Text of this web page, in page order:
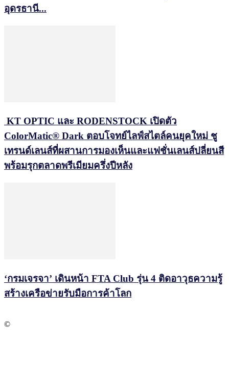
อุดรธานี...
KT OPTIC และ RODENSTOCK เปิดตัว
ColorMatic® Dark ตอบโจทย์ไลฟ์สไตล์คนยุคใหม่ ชู
เทรนด์เลนส์ที่ผสานการมองเห็นและแฟชั่นเลนส์ปลี่ยนสี
พร้อมรุกตลาดพรีเมียมครึ่งปีหลัง
‘กรมเจรจา’ เดินหน้า FTA Club รุ่น 4 ติดอาวุธความรู้
สร้างเครือข่ายรับมือการค้าโลก
©